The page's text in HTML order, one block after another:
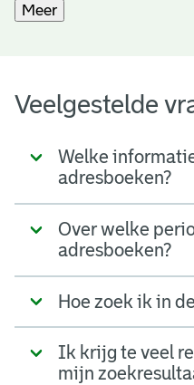
Meer
Veelgestelde
Welke
adresboeken?
Over welke
adresboeken?
Hoe zoek ik in
Ik krijg te veel
mijn